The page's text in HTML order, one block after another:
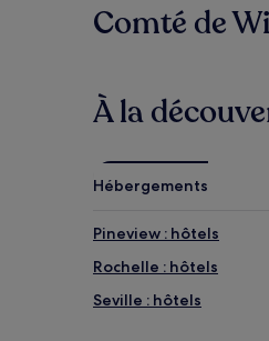
Comté de
À la
Hébergements
Pineview : hôtels
Rochelle : hôtels
Seville : hôtels